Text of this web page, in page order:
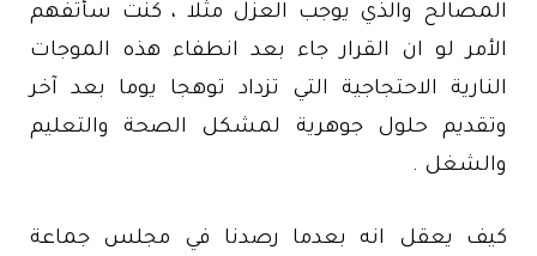
المصالح والذي يوجب العزل مثلا ، كنت سأتفهم
الأمر لو ان القرار جاء بعد انطفاء هذه الموجات
النارية الاحتجاجية التي تزداد توهجا يوما بعد آخر
وتقديم حلول جوهرية لمشكل الصحة والتعليم
والشغل .
كيف يعقل انه بعدما رصدنا في مجلس جماعة